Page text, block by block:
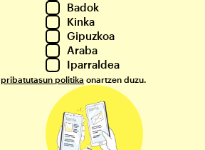
Badok
Kinka
Gipuzkoa
Araba
Iparraldea
pribatutasun politika onartzen duzu.